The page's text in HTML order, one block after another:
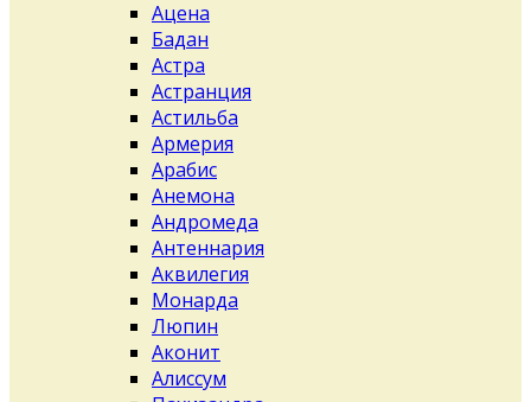
Ацена
Бадан
Астра
Астранция
Астильба
Армерия
Арабис
Анемона
Андромеда
Антеннария
Аквилегия
Монарда
Люпин
Аконит
Алиссум